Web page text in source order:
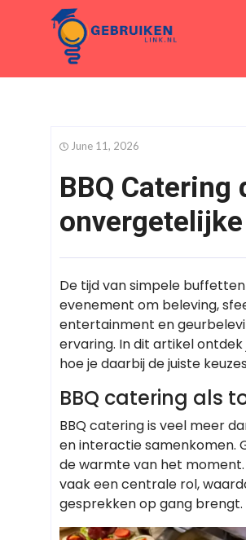
June 11, 2026
BBQ
De tijd van simpele
evenement om beleving,
entertainment en
ervaring. In dit artikel
hoe je daarbij de juiste
BBQ catering als
BBQ catering is veel meer
en interactie samenkomen.
de warmte van het
vaak een centrale rol,
gesprekken op gang brengt.